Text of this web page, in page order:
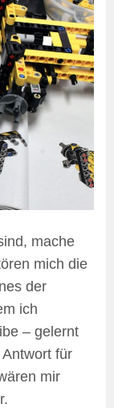
mache
mich die
der
ich
– gelernt
für
mir